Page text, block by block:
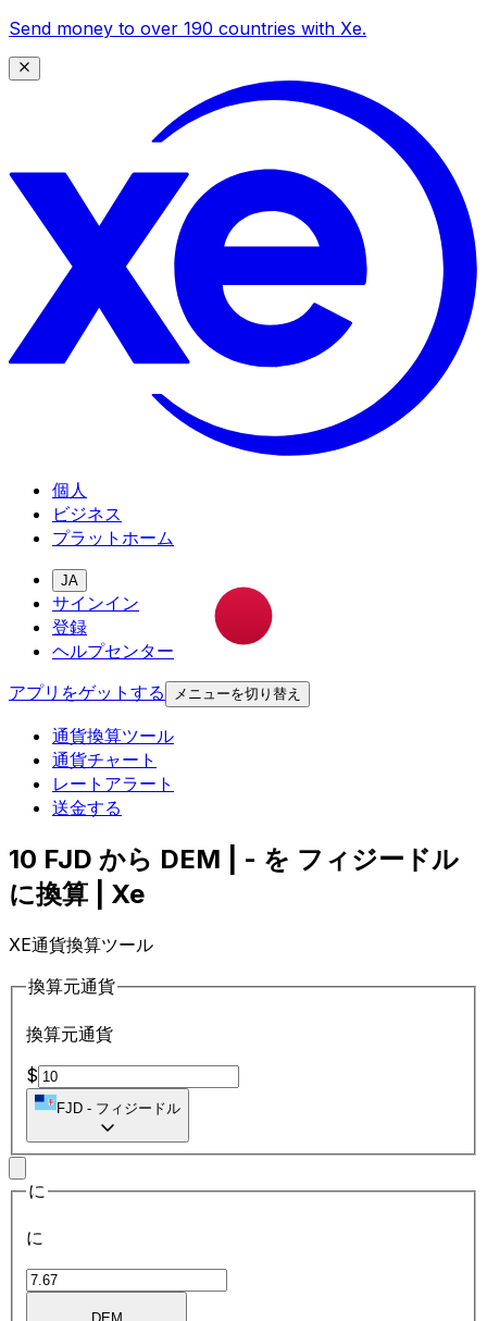
Send money to over 190 countries with Xe.
個人
ビジネス
プラットホーム
JA
サインイン
登録
ヘルプセンター
アプリをゲットする
メニューを切り替え
通貨換算ツール
通貨チャート
レートアラート
送金する
10 FJD から DEM | - を フィジードル
に換算 | Xe
XE通貨換算ツール
換算元通貨
換算元通貨
$
FJD - フィジードル
に
に